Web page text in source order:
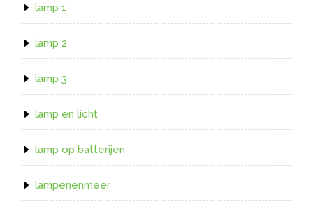
lamp 1
lamp 2
lamp 3
lamp en licht
lamp op batterijen
lampenenmeer